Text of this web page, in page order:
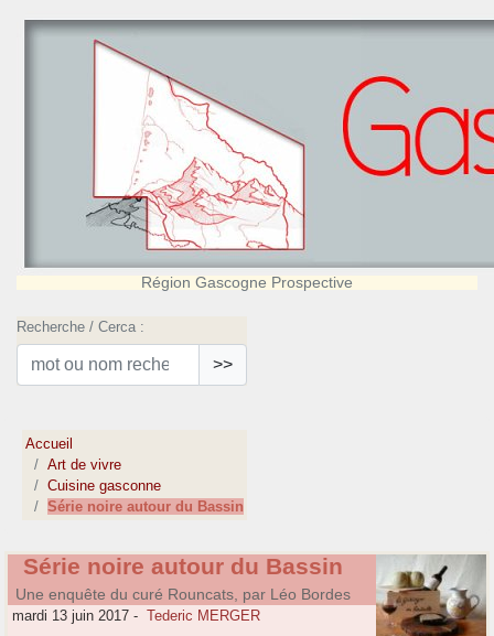
Région Gascogne Prospective
Recherche / Cerca :
>>
Accueil
Art de vivre
Cuisine gasconne
Série noire autour du Bassin
Série noire autour du Bassin
Une enquête du curé Rouncats, par Léo Bordes
mardi 13 juin 2017 - Tederic MERGER